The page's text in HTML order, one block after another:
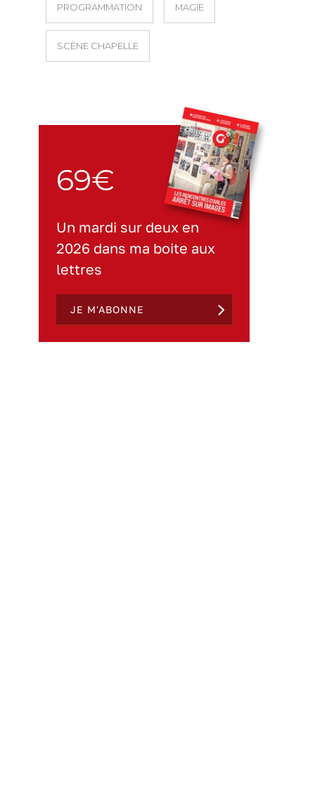
PROGRAMMATION MAGIE
SCÈNE CHAPELLE
69€
Un mardi sur deux en
2026 dans ma boite aux
lettres
JE M'ABONNE